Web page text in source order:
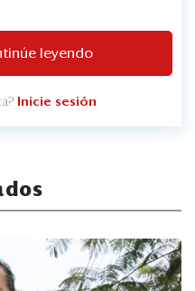
leyendo
Inicie sesión